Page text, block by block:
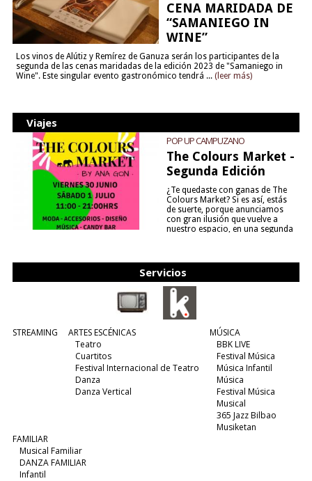
CENA MARIDADA DE
“SAMANIEGO IN
WINE”
Los vinos de Alútiz y Remírez de Ganuza serán los participantes de la
segunda de las cenas maridadas de la edición 2023 de "Samaniego in
Wine". Este singular evento gastronómico tendrá ... (leer más)
Viajes
POP UP CAMPUZANO
The Colours Market -
Segunda Edición
¿Te quedaste con ganas de The
Colours Market? Si es así, estás
de suerte, porque anunciamos
con gran ilusión que vuelve a
nuestro espacio, en una segunda
Servicios
STREAMING
ARTES ESCÉNICAS
Teatro
Cuartitos
Festival Internacional de Teatro
Danza
Danza Vertical
MÚSICA
BBK LIVE
Festival Música
Música Infantil
Música
Festival Música
Musical
365 Jazz Bilbao
Musiketan
FAMILIAR
Musical Familiar
DANZA FAMILIAR
Infantil